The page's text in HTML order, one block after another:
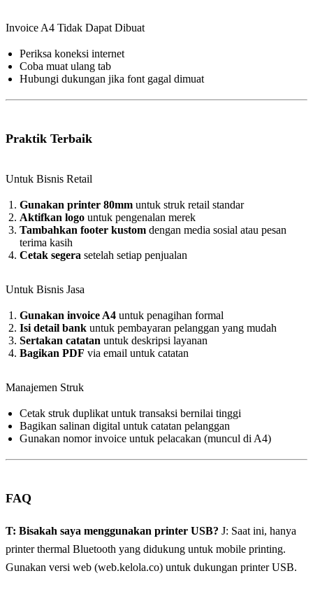
Invoice A4 Tidak Dapat Dibuat
Periksa koneksi internet
Coba muat ulang tab
Hubungi dukungan jika font gagal dimuat
Praktik Terbaik
Untuk Bisnis Retail
Gunakan printer 80mm untuk struk retail standar
Aktifkan logo untuk pengenalan merek
Tambahkan footer kustom dengan media sosial atau pesan
terima kasih
Cetak segera setelah setiap penjualan
Untuk Bisnis Jasa
Gunakan invoice A4 untuk penagihan formal
Isi detail bank untuk pembayaran pelanggan yang mudah
Sertakan catatan untuk deskripsi layanan
Bagikan PDF via email untuk catatan
Manajemen Struk
Cetak struk duplikat untuk transaksi bernilai tinggi
Bagikan salinan digital untuk catatan pelanggan
Gunakan nomor invoice untuk pelacakan (muncul di A4)
FAQ
T: Bisakah saya menggunakan printer USB? J: Saat ini, hanya
printer thermal Bluetooth yang didukung untuk mobile printing.
Gunakan versi web (web.kelola.co) untuk dukungan printer USB.